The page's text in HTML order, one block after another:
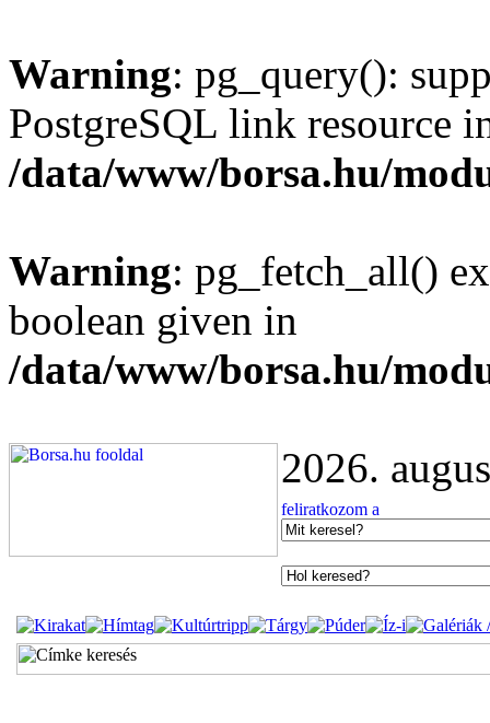
Warning: pg_query():
PostgreSQL link resource
/data/www/borsa.hu/
Warning: pg_fetch_all()
boolean given in
/data/www/borsa.hu/
2026.